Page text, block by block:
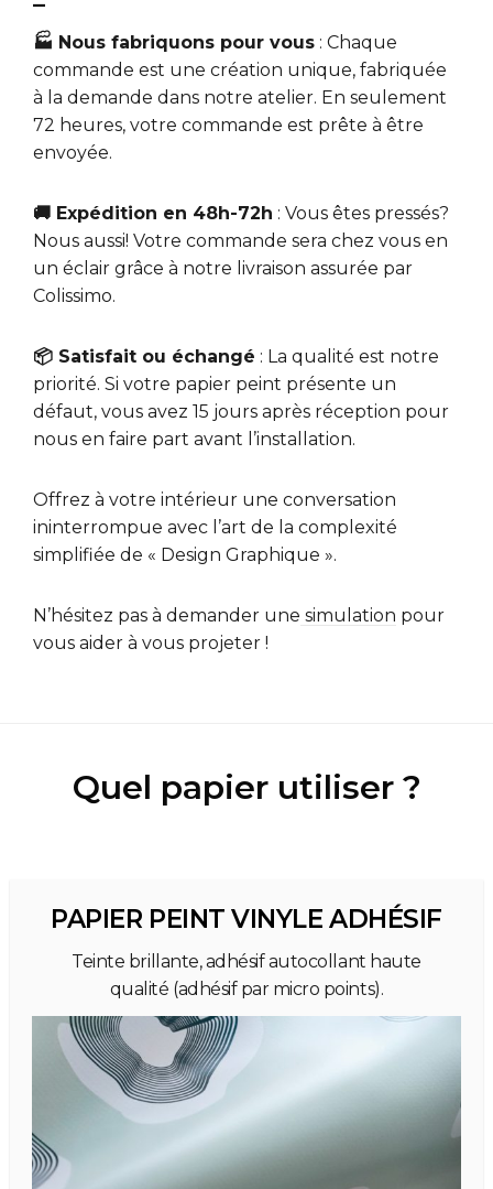
🏭 Nous fabriquons pour vous : Chaque
commande est une création unique, fabriquée
à la demande dans notre atelier. En seulement
72 heures, votre commande est prête à être
envoyée.
🚚 Expédition en 48h-72h : Vous êtes pressés?
Nous aussi! Votre commande sera chez vous en
un éclair grâce à notre livraison assurée par
Colissimo.
📦 Satisfait ou échangé : La qualité est notre
priorité. Si votre papier peint présente un
défaut, vous avez 15 jours après réception pour
nous en faire part avant l’installation.
Offrez à votre intérieur une conversation
ininterrompue avec l’art de la complexité
simplifiée de « Design Graphique ».
N’hésitez pas à demander une simulation pour
vous aider à vous projeter !
Quel papier utiliser ?
PAPIER PEINT VINYLE ADHÉSIF
Teinte brillante, adhésif autocollant haute
qualité (adhésif par micro points).